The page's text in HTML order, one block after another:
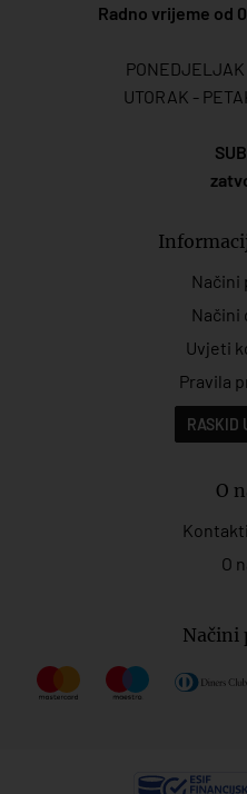
Radno vrijeme od
UTORAK -
Načini
Načini
Uvjeti
Pravila
RASKID
O
O
Načini